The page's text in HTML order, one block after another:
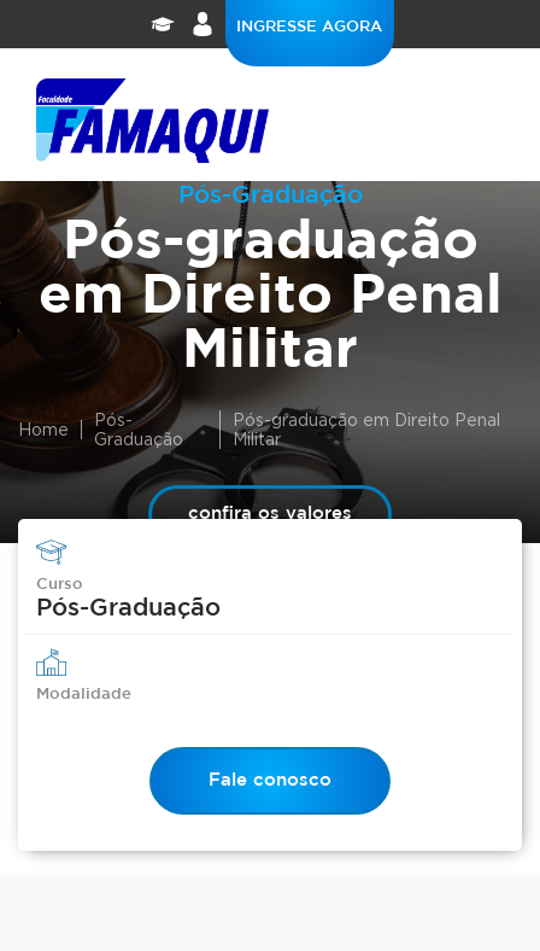
INGRESSE AGORA
Pós-Graduação
Pós-graduação
em Direito Penal
Militar
Home
Pós-
Graduação
Pós-graduação em Direito Penal
Militar
confira os valores
Curso
Pós-Graduação
Modalidade
Fale conosco